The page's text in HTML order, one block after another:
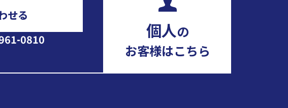
せる
0810 個人の
お客様はこちら